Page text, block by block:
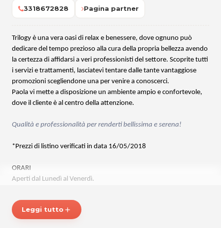
3318672828 Pagina partner
Trilogy è una vera oasi di relax e benessere, dove ognuno può
dedicare del tempo prezioso alla cura della propria bellezza avendo
la certezza di affidarsi a veri professionisti del settore. Scoprite tutti
i servizi e trattamenti, lasciatevi tentare dalle tante vantaggiose
promozioni scegliendone una per venire a conoscerci.
Paola vi mette a disposizione un ambiente ampio e confortevole,
dove il cliente è al centro della attenzione.
Qualità e professionalità per renderti bellissima e serena!
*Prezzi di listino verificati in data 16/05/2018
ORARI
Aperti dal Lunedì al Venerdì.
Trilogy
Via Tagliamento 6
Leggi tutto add